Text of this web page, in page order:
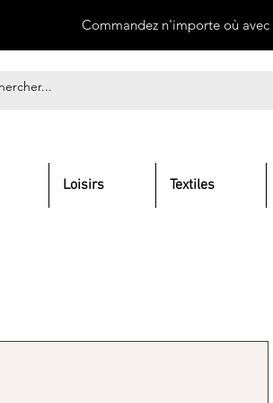
Commandez n'importe où avec
Loisirs Textiles